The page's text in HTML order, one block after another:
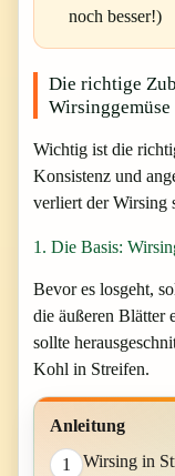
noch besser!)
Die richtige
Wirsinggemüse
Wichtig ist die
Konsistenz und
verliert der Wirsing
1. Die Basis:
Bevor es losgeht,
die äußeren Blätter
sollte
Kohl in Streifen.
Anleitung
1
Wirsing in